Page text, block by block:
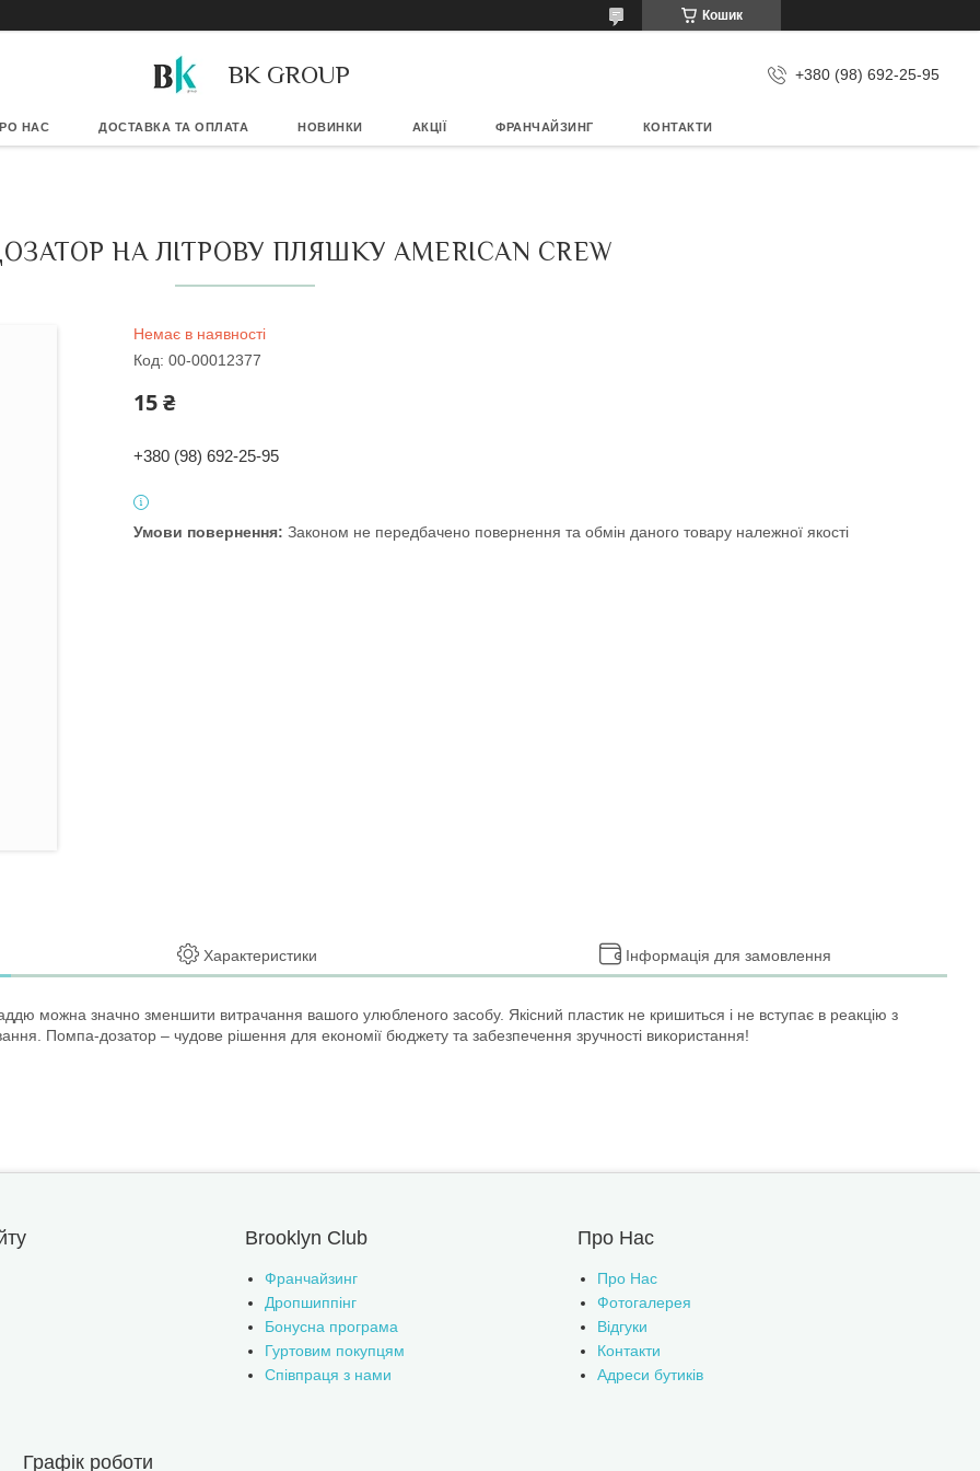
Кошик
BK GROUP +380 (98) 692-25-95
НАС ДОСТАВКА ТА ОПЛАТА НОВИНКИ АКЦІЇ ФРАНЧАЙЗИНГ КОНТАКТИ
НА ЛІТРОВУ ПЛЯШКУ AMERICAN CREW
Немає в наявності
Код: 00-00012377
15 ₴
+380 (98) 692-25-95
Законом не передбачено повернення та обмін даного товару належної якості
Характеристики Інформація для замовлення
можна значно зменшити витрачання вашого улюбленого засобу. Якісний пластик не кришиться і не вступає в реакцію з
Помпа-дозатор – чудове рішення для економії бюджету та забезпечення зручності використання!
Brooklyn Club
Франчайзинг
Дропшиппінг
Бонусна програма
Гуртовим покупцям
Співпраця з нами
Про Нас
Про Нас
Фотогалерея
Відгуки
Контакти
Адреси бутиків
Графік роботи